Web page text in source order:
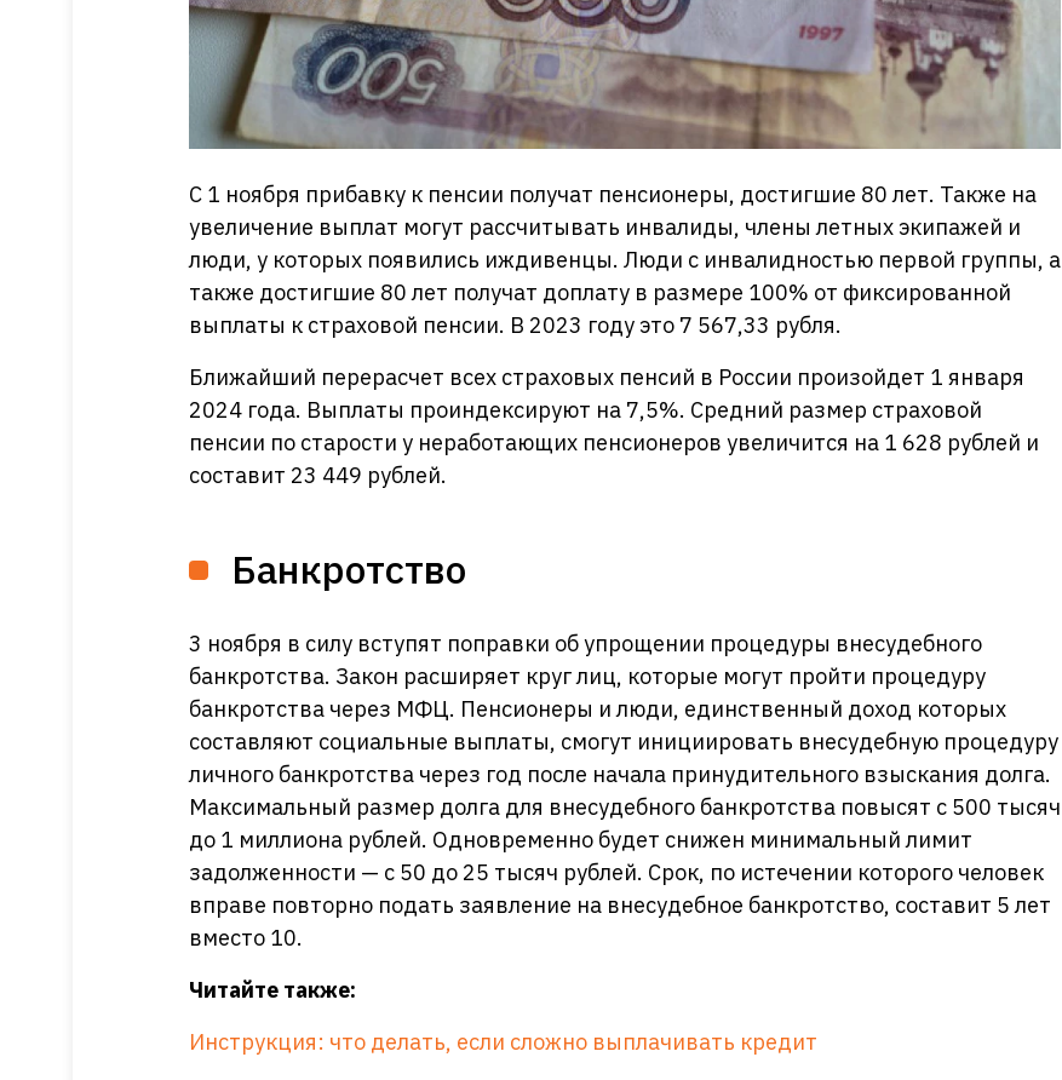
С 1 ноября прибавку к пенсии получат пенсионеры, достигшие 80 лет. Также на
увеличение выплат могут рассчитывать инвалиды, члены летных экипажей и
люди, у которых появились иждивенцы. Люди с инвалидностью первой группы, а
также достигшие 80 лет получат доплату в размере 100% от фиксированной
выплаты к страховой пенсии. В 2023 году это 7 567,33 рубля.
Ближайший перерасчет всех страховых пенсий в России произойдет 1 января
2024 года. Выплаты проиндексируют на 7,5%. Средний размер страховой
пенсии по старости у неработающих пенсионеров увеличится на 1 628 рублей и
составит 23 449 рублей.
Банкротство
3 ноября в силу вступят поправки об упрощении процедуры внесудебного
банкротства. Закон расширяет круг лиц, которые могут пройти процедуру
банкротства через МФЦ. Пенсионеры и люди, единственный доход которых
составляют социальные выплаты, смогут инициировать внесудебную процедуру
личного банкротства через год после начала принудительного взыскания долга.
Максимальный размер долга для внесудебного банкротства повысят с 500 тысяч
до 1 миллиона рублей. Одновременно будет снижен минимальный лимит
задолженности — с 50 до 25 тысяч рублей. Срок, по истечении которого человек
вправе повторно подать заявление на внесудебное банкротство, составит 5 лет
вместо 10.
Читайте также:
Инструкция: что делать, если сложно выплачивать кредит